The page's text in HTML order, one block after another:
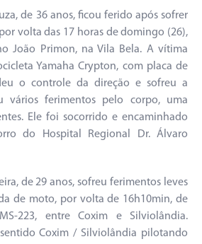
de 36 anos, ficou ferido após sofrer
volta das 17 horas de domingo (26),
João Primon, na Vila Bela. A vítima
Yamaha Crypton, com placa de
o controle da direção e sofreu a
vários ferimentos pelo corpo, uma
Ele foi socorrido e encaminhado
do Hospital Regional Dr. Álvaro
de 29 anos, sofreu ferimentos leves
de moto, por volta de 16h10min, de
223, entre Coxim e Silviolândia.
Coxim / Silviolândia pilotando